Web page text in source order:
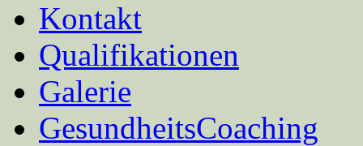
Kontakt
Qualifikationen
Galerie
GesundheitsCoaching